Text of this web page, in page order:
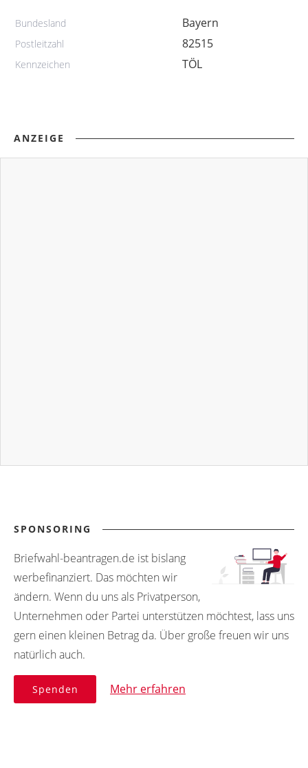
Bundesland Bayern
Postleitzahl 82515
Kennzeichen TÖL
ANZEIGE
SPONSORING
Briefwahl-beantragen.de ist bislang
werbefinanziert. Das möchten wir
ändern. Wenn du uns als Privatperson,
Unternehmen oder Partei unterstützen möchtest, lass uns
gern einen kleinen Betrag da. Über große freuen wir uns
natürlich auch.
Spenden Mehr erfahren